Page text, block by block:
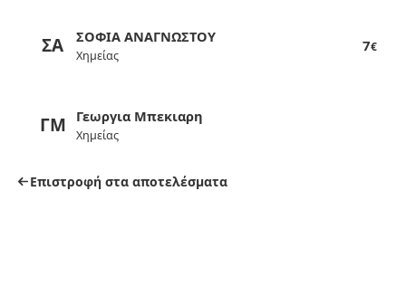
ΣΑ ΣΟΦΙΑ ΑΝΑΓΝΩΣΤΟΥ
Χημείας
7€
ΓΜ Γεωργια Μπεκιαρη
Χημείας
Επιστροφή στα αποτελέσματα